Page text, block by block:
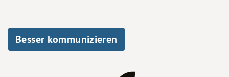
Besser kommunizieren